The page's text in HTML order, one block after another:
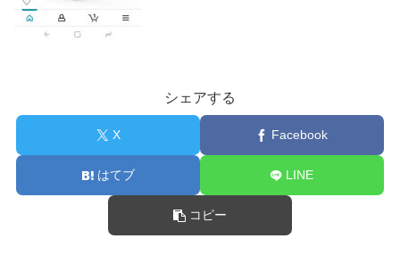
シェアする
X Facebook
はてブ LINE
コピー